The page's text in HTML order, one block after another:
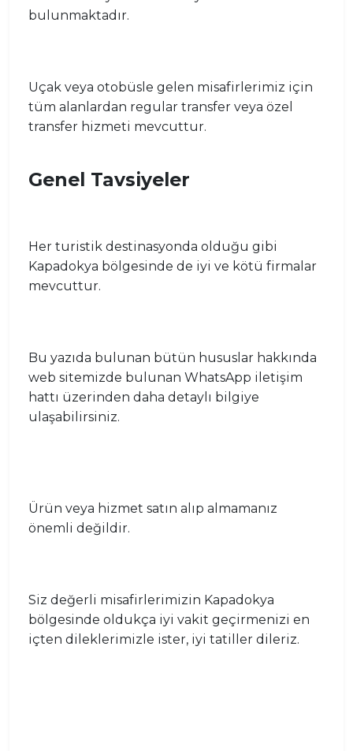
bulunmaktadır.
Uçak veya otobüsle gelen misafirlerimiz için
tüm alanlardan regular transfer veya özel
transfer hizmeti mevcuttur.
Genel Tavsiyeler
Her turistik destinasyonda olduğu gibi
Kapadokya bölgesinde de iyi ve kötü firmalar
mevcuttur.
Bu yazıda bulunan bütün hususlar hakkında
web sitemizde bulunan WhatsApp iletişim
hattı üzerinden daha detaylı bilgiye
ulaşabilirsiniz.
Ürün veya hizmet satın alıp almamanız
önemli değildir.
Siz değerli misafirlerimizin Kapadokya
bölgesinde oldukça iyi vakit geçirmenizi en
içten dileklerimizle ister, iyi tatiller dileriz.